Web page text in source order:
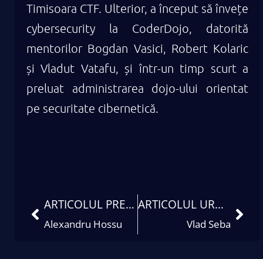
Timisoara CTF. Ulterior, a început să învețe
cybersecurity la CoderDojo, datorită
mentorilor Bogdan Vasici, Robert Kolaric
și Vladut Vatafu, și într-un timp scurt a
preluat administrarea dojo-ului orientat
pe securitate cibernetică.
ARTICOLUL PRECEDENT
Alexandru Hossu
ARTICOLUL URMĂTOR
Vlad Seba